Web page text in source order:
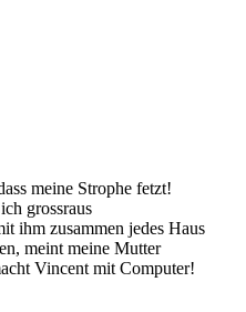
meine Strophe fetzt!
grossraus
ihm zusammen jedes Haus
meint meine Mutter
Vincent mit Computer!